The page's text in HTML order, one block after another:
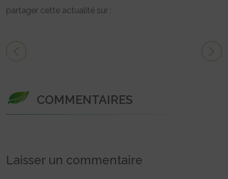
partager cette actualité sur :
COMMENTAIRES
Laisser un commentaire